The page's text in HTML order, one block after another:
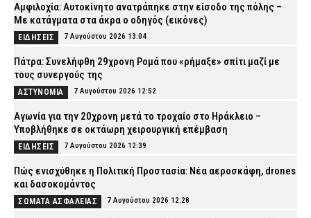
Αμφιλοχία: Αυτοκίνητο ανατράπηκε στην είσοδο της πόλης –
Με κατάγματα στα άκρα ο οδηγός (εικόνες)
ΕΙΔΗΣΕΙΣ 7 Αυγούστου 2026 13:04
Πάτρα: Συνελήφθη 29χρονη Ρομά που «ρήμαξε» σπίτι μαζί με
τους συνεργούς της
ΑΣΤΥΝΟΜΙΑ 7 Αυγούστου 2026 12:52
Αγωνία για την 20χρονη μετά το τροχαίο στο Ηράκλειο –
Υποβλήθηκε σε οκτάωρη χειρουργική επέμβαση
ΕΙΔΗΣΕΙΣ 7 Αυγούστου 2026 12:39
Πώς ενισχύθηκε η Πολιτική Προστασία: Νέα αεροσκάφη, drones
και δασοκομάντος
ΣΩΜΑΤΑ ΑΣΦΑΛΕΙΑΣ 7 Αυγούστου 2026 12:28